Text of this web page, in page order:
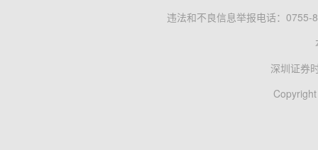
违法和不良信息举报电话：0755-
深圳证券